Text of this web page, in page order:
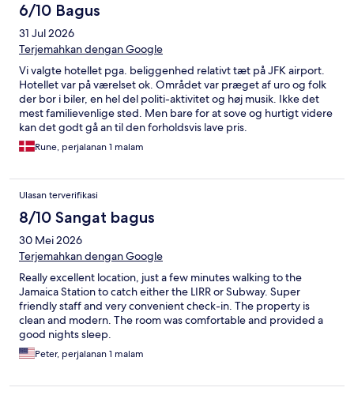
6/10 Bagus
31 Jul 2026
Terjemahkan dengan Google
Vi valgte hotellet pga. beliggenhed relativt tæt på JFK airport.
Hotellet var på værelset ok. Området var præget af uro og folk
der bor i biler, en hel del politi-aktivitet og høj musik. Ikke det
mest familievenlige sted. Men bare for at sove og hurtigt videre
kan det godt gå an til den forholdsvis lave pris.
Rune, perjalanan 1 malam
Ulasan terverifikasi
8/10 Sangat bagus
30 Mei 2026
Terjemahkan dengan Google
Really excellent location, just a few minutes walking to the
Jamaica Station to catch either the LIRR or Subway. Super
friendly staff and very convenient check-in. The property is
clean and modern. The room was comfortable and provided a
good nights sleep.
Peter, perjalanan 1 malam